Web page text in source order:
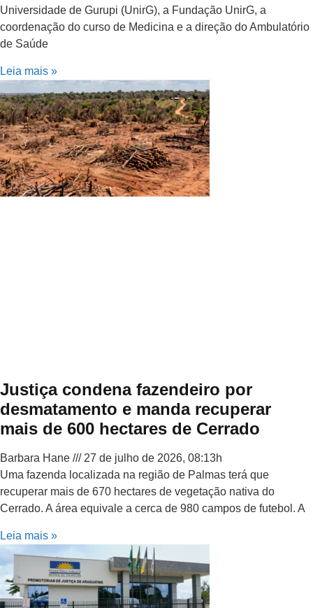
Universidade de Gurupi (UnirG), a Fundação UnirG, a
coordenação do curso de Medicina e a direção do Ambulatório
de Saúde
Leia mais »
Justiça condena fazendeiro por
desmatamento e manda recuperar
mais de 600 hectares de Cerrado
Barbara Hane
27 de julho de 2026, 08:13h
Uma fazenda localizada na região de Palmas terá que
recuperar mais de 670 hectares de vegetação nativa do
Cerrado. A área equivale a cerca de 980 campos de futebol. A
Leia mais »